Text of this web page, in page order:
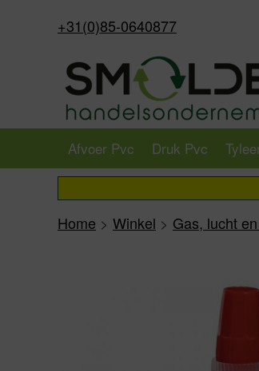
+31(0)85-0640877
Afvoer Pvc Druk Pvc
Home > Winkel > Gas, lucht